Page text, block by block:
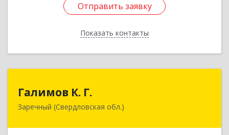
Отправить заявку
Показать контакты
Отправить заявку
Назад
Галимов К. Г.
Заречный (Свердловская обл.)
Свердловская обл, г. Заречный, ул. Кузнецова,